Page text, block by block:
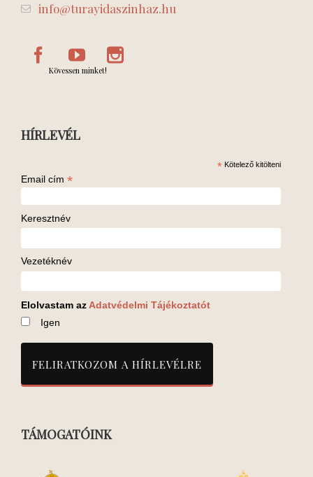
info@turayidaszinhaz.hu
Kövessen minket!
HÍRLEVÉL
* Kötelező kitölteni
Email cím *
Keresztnév
Vezetéknév
Elolvastam az Adatvédelmi Tájékoztatót
Igen
TÁMOGATÓINK